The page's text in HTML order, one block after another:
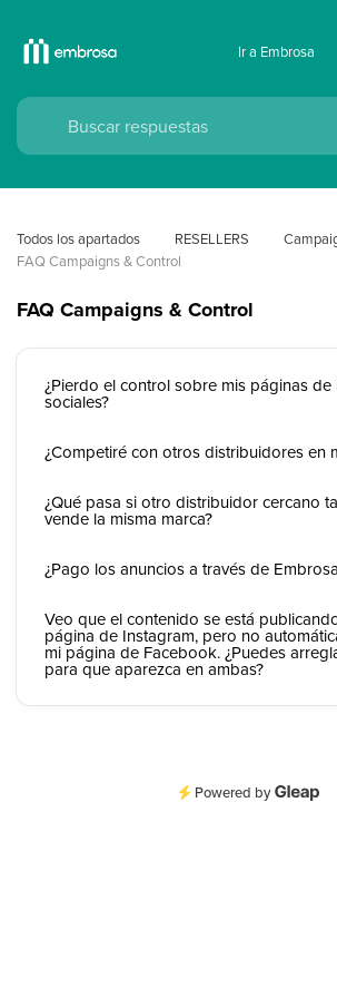
Ir a Embrosa
Todos los apartados RESELLERS
FAQ Campaigns & Control
FAQ Campaigns & Control
¿Pierdo el control sobre mis páginas de
sociales?
¿Competiré con otros distribuidores en
¿Qué pasa si otro distribuidor cercano
vende la misma marca?
¿Pago los anuncios a través de
Veo que el contenido se está
página de Instagram, pero no
mi página de Facebook. ¿Puedes
para que aparezca en ambas?
Powered by